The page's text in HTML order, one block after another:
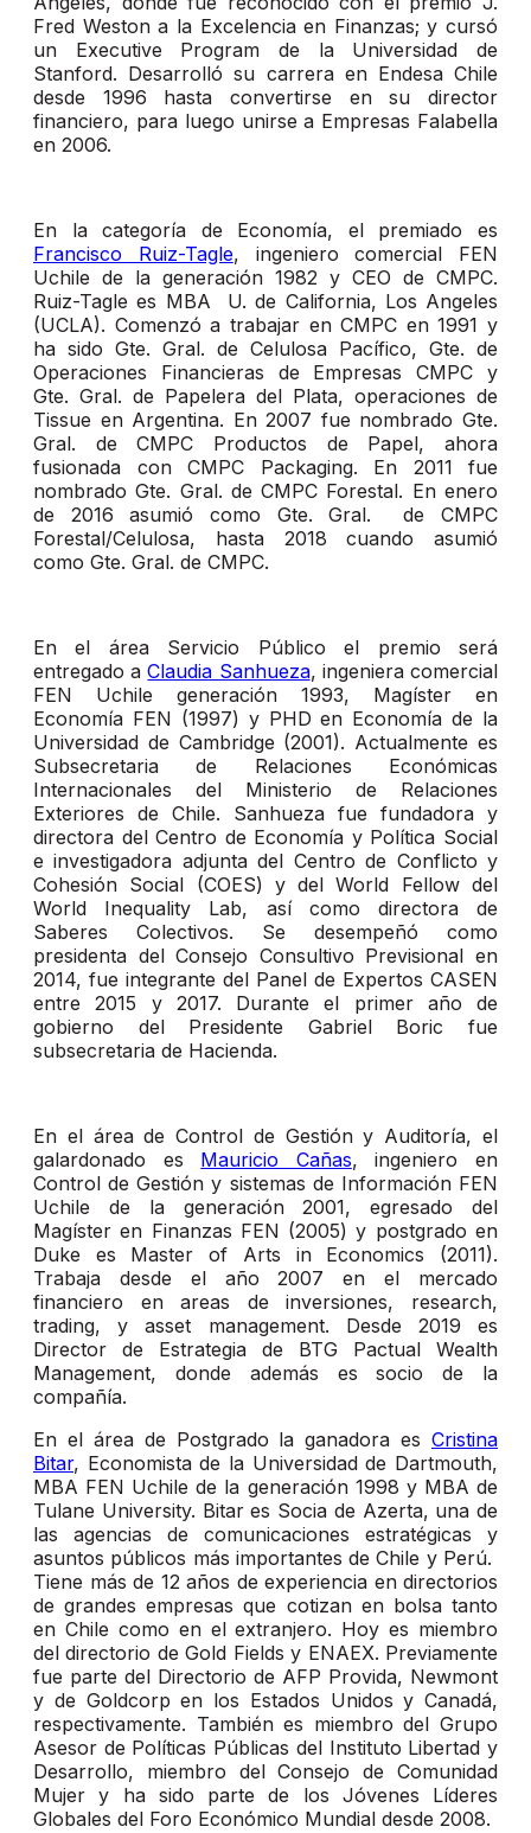
Fred Weston a la Excelencia en Finanzas; y cursó
un Executive Program de la Universidad de
Stanford. Desarrolló su carrera en Endesa Chile
desde 1996 hasta convertirse en su director
financiero, para luego unirse a Empresas Falabella
en 2006.
En la categoría de Economía, el premiado es
Francisco Ruiz-Tagle, ingeniero comercial FEN
Uchile de la generación 1982 y CEO de CMPC.
Ruiz-Tagle es MBA U. de California, Los Angeles
(UCLA). Comenzó a trabajar en CMPC en 1991 y
ha sido Gte. Gral. de Celulosa Pacífico, Gte. de
Operaciones Financieras de Empresas CMPC y
Gte. Gral. de Papelera del Plata, operaciones de
Tissue en Argentina. En 2007 fue nombrado Gte.
Gral. de CMPC Productos de Papel, ahora
fusionada con CMPC Packaging. En 2011 fue
nombrado Gte. Gral. de CMPC Forestal. En enero
de 2016 asumió como Gte. Gral. de CMPC
Forestal/Celulosa, hasta 2018 cuando asumió
como Gte. Gral. de CMPC.
En el área Servicio Público el premio será
entregado aClaudia Sanhueza, ingeniera comercial
FEN Uchile generación 1993, Magíster en
Economía FEN (1997) y PHD en Economía de la
Universidad de Cambridge (2001). Actualmente es
Subsecretaria de Relaciones Económicas
Internacionales del Ministerio de Relaciones
Exteriores de Chile. Sanhueza fue fundadora y
directora del Centro de Economía y Política Social
e investigadora adjunta del Centro de Conflicto y
Cohesión Social (COES) y del World Fellow del
World Inequality Lab, así como directora de
Saberes Colectivos. Se desempeñó como
presidenta del Consejo Consultivo Previsional en
2014, fue integrante del Panel de Expertos CASEN
entre 2015 y 2017. Durante el primer año de
gobierno del Presidente Gabriel Boric fue
subsecretaria de Hacienda.
En el área de Control de Gestión y Auditoría, el
galardonado es Mauricio Cañas, ingeniero en
Control de Gestión y sistemas de Información FEN
Uchile de la generación 2001, egresado del
Magíster en Finanzas FEN (2005) y postgrado en
Duke es Master of Arts in Economics (2011).
Trabaja desde el año 2007 en el mercado
financiero en areas de inversiones, research,
trading, y asset management. Desde 2019 es
Director de Estrategia de BTG Pactual Wealth
Management, donde además es socio de la
compañía.
En el área de Postgrado la ganadora es Cristina
Bitar, Economista de la Universidad de Dartmouth,
MBA FEN Uchile de la generación 1998 y MBA de
Tulane University. Bitar es Socia de Azerta, una de
las agencias de comunicaciones estratégicas y
asuntos públicos más importantes de Chile y Perú.
Tiene más de 12 años de experiencia en directorios
de grandes empresas que cotizan en bolsa tanto
en Chile como en el extranjero. Hoy es miembro
del directorio de Gold Fields y ENAEX. Previamente
fue parte del Directorio de AFP Provida, Newmont
y de Goldcorp en los Estados Unidos y Canadá,
respectivamente. También es miembro del Grupo
Asesor de Políticas Públicas del Instituto Libertad y
Desarrollo, miembro del Consejo de Comunidad
Mujer y ha sido parte de los Jóvenes Líderes
Globales del Foro Económico Mundial desde 2008.